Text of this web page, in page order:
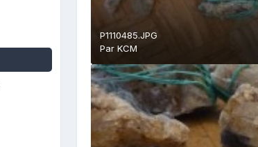
P1110485.JPG
Par KCM